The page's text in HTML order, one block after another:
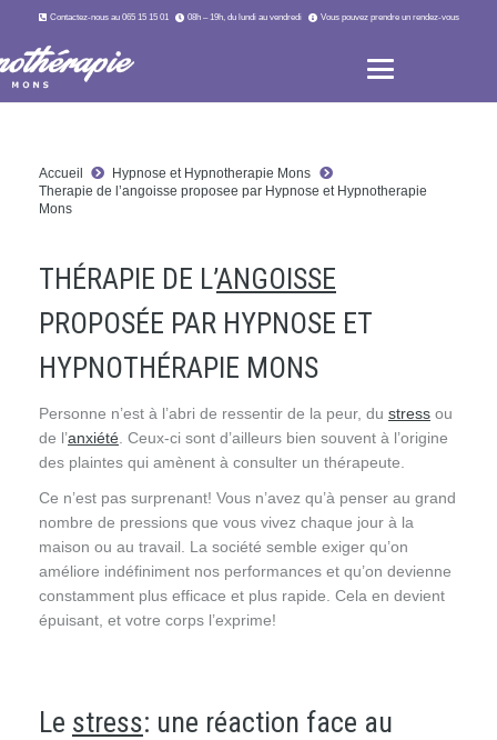
Contactez-nous au 065 15 15 01 08h – 19h, du lundi au vendredi Vous pouvez prendre un rendez-vous
Accueil
Hypnose et Hypnotherapie Mons
Therapie de l’angoisse proposee par Hypnose et Hypnotherapie
Mons
THÉRAPIE DE L’ANGOISSE
PROPOSÉE PAR HYPNOSE ET
HYPNOTHÉRAPIE MONS
Personne n’est à l’abri de ressentir de la peur, du stress ou
de l’anxiété . Ceux-ci sont d’ailleurs bien souvent à l’origine
des plaintes qui amènent à consulter un thérapeute.
Ce n’est pas surprenant! Vous n’avez qu’à penser au grand
nombre de pressions que vous vivez chaque jour à la
maison ou au travail. La société semble exiger qu’on
améliore indéfiniment nos performances et qu’on devienne
constamment plus efficace et plus rapide. Cela en devient
épuisant, et votre corps l’exprime!
Le stress: une réaction face au